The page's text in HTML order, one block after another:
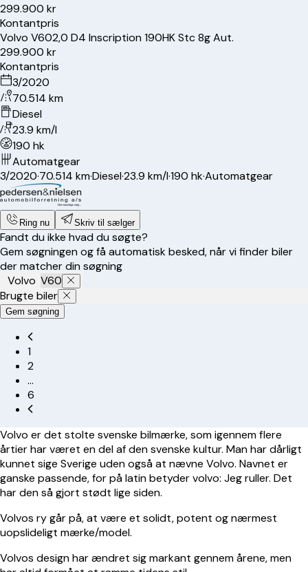
299.900 kr
Kontantpris
Volvo V602,0 D4 Inscription 190HK Stc 8g Aut.
299.900 kr
Kontantpris
3/2020
70.514 km
Diesel
23.9 km/l
190 hk
Automatgear
3/2020·70.514 km·Diesel·23.9 km/l·190 hk·Automatgear
Ring nu Skriv til sælger
Fandt du ikke hvad du søgte?
Gem søgningen og få automatisk besked, når vi finder biler
der matcher din søgning
Volvo V60
Brugte biler
Gem søgning
1
2
…
6
Volvo er det stolte svenske bilmærke, som igennem flere
årtier har været en del af den svenske kultur. Man har dårligt
kunnet sige Sverige uden også at nævne Volvo. Navnet er
ganske passende, for på latin betyder volvo: Jeg ruller. Det
har den så gjort stødt lige siden.
Volvos ry går på, at være et solidt, potent og nærmest
uopslideligt mærke/model.
Volvos design har ændret sig markant gennem årene, men